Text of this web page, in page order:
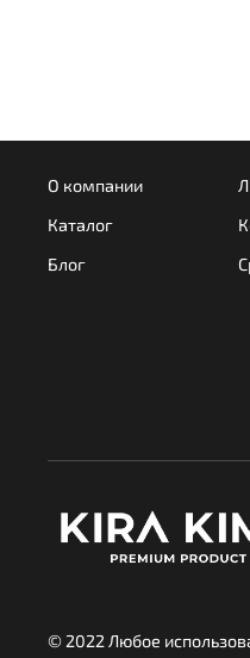
О компании
Каталог
Блог
© 2022 Любое